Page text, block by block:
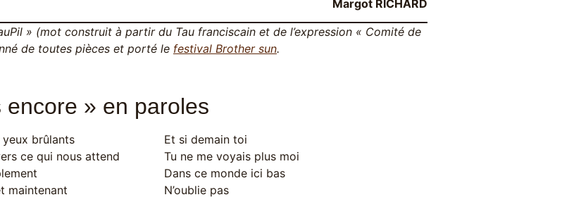
Margot RICHARD
» (mot construit à partir du Tau franciscain et de l’expression « Comité de
de toutes pièces et porté le festival Brother sun.
encore » en paroles
brûlants
ce qui nous attend
maintenant
Et si demain toi
Tu ne me voyais plus moi
Dans ce monde ici bas
N’oublie pas